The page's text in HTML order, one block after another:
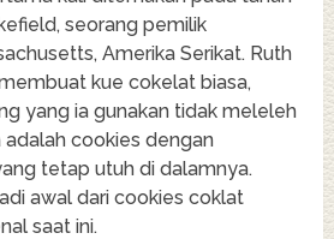
seorang pemilik
Amerika Serikat. Ruth
kue cokelat biasa,
yang ia gunakan tidak meleleh
adalah cookies dengan
tetap utuh di dalamnya.
awal dari cookies coklat
saat ini.